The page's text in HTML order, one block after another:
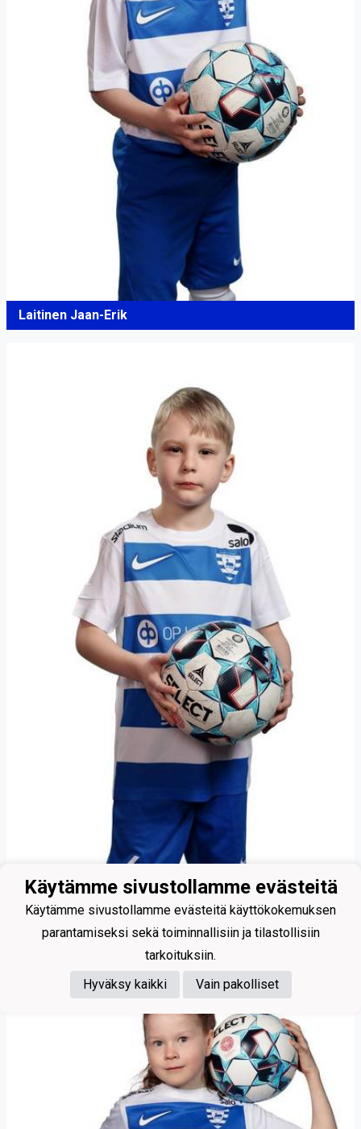
Laitinen Jaan-Erik
Lehtiö Eino
Käytämme sivustollamme evästeitä
Käytämme sivustollamme evästeitä käyttökokemuksen
parantamiseksi sekä toiminnallisiin ja tilastollisiin
tarkoituksiin.
Hyväksy kaikki
Vain pakolliset